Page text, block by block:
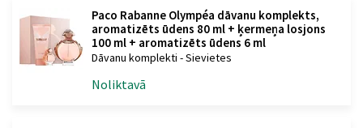
Paco Rabanne Olympéa dāvanu komplekts,
aromatizēts ūdens 80 ml + ķermeņa losjons
100 ml + aromatizēts ūdens 6 ml
Dāvanu komplekti - Sievietes
Noliktavā